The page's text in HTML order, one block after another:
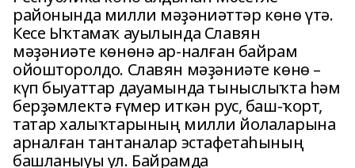
районында милли мәҙәниәттәр көнө үтә.
Кесе Ыҡтамаҡ ауылында Славян
мәҙәниәте көнөнә ар-налған байрам
ойошторолдо. Славян мәҙәниәте көнө –
күп быуаттар дауамында тыныслыҡта һәм
берҙәмлектә ғүмер иткән рус, баш-ҡорт,
татар халыҡтарының милли йолаларына
арналған тантаналар эстафетаһының
башланыуы ул. Байрамда